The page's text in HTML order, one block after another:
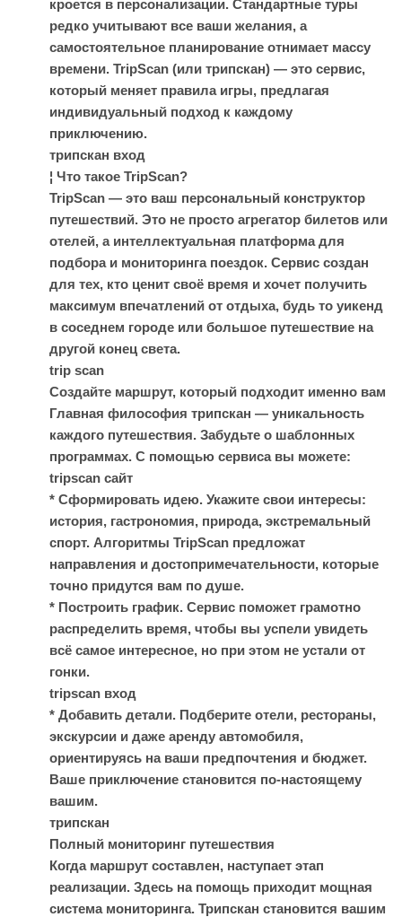
кроется в персонализации. Стандартные туры
редко учитывают все ваши желания, а
самостоятельное планирование отнимает массу
времени. TripScan (или трипскан) — это сервис,
который меняет правила игры, предлагая
индивидуальный подход к каждому
приключению.
трипскан вход
¦ Что такое TripScan?
TripScan — это ваш персональный конструктор
путешествий. Это не просто агрегатор билетов или
отелей, а интеллектуальная платформа для
подбора и мониторинга поездок. Сервис создан
для тех, кто ценит своё время и хочет получить
максимум впечатлений от отдыха, будь то уикенд
в соседнем городе или большое путешествие на
другой конец света.
trip scan
Создайте маршрут, который подходит именно вам
Главная философия трипскан — уникальность
каждого путешествия. Забудьте о шаблонных
программах. С помощью сервиса вы можете:
tripscan сайт
* Сформировать идею. Укажите свои интересы:
история, гастрономия, природа, экстремальный
спорт. Алгоритмы TripScan предложат
направления и достопримечательности, которые
точно придутся вам по душе.
* Построить график. Сервис поможет грамотно
распределить время, чтобы вы успели увидеть
всё самое интересное, но при этом не устали от
гонки.
tripscan вход
* Добавить детали. Подберите отели, рестораны,
экскурсии и даже аренду автомобиля,
ориентируясь на ваши предпочтения и бюджет.
Ваше приключение становится по-настоящему
вашим.
трипскан
Полный мониторинг путешествия
Когда маршрут составлен, наступает этап
реализации. Здесь на помощь приходит мощная
система мониторинга. Трипскан становится вашим